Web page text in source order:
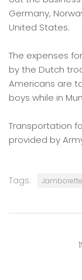
Germany,
United States.
The expenses
by the Dutch
Americans are
boys while in
Transportation
provided by
Tags: Jamborette